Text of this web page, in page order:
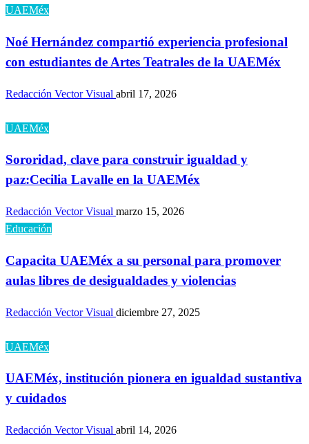
UAEMéx
Noé Hernández compartió experiencia profesional
con estudiantes de Artes Teatrales de la UAEMéx
Redacción Vector Visual abril 17, 2026
UAEMéx
Sororidad, clave para construir igualdad y
paz:Cecilia Lavalle en la UAEMéx
Redacción Vector Visual marzo 15, 2026
Educación
Capacita UAEMéx a su personal para promover
aulas libres de desigualdades y violencias
Redacción Vector Visual diciembre 27, 2025
UAEMéx
UAEMéx, institución pionera en igualdad sustantiva
y cuidados
Redacción Vector Visual abril 14, 2026